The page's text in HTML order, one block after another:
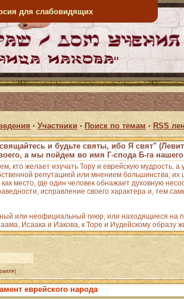
для слабовидящих
· Участники· Поиск по темам · RSS
и будьте святы, ибо Я свят" (Левит
а мы пойдем во имя Г-спода Б-га
кто желает изучать Тору и еврейскую мудрость,
репутацией или мнением большинства; их
где один человек обнажает духовную
исправление своего характера и, тем
или неофициальный гиюр, или находящиеся на
Исаака и Иакова, к Торе и Иудейскому образу
еврейского народа